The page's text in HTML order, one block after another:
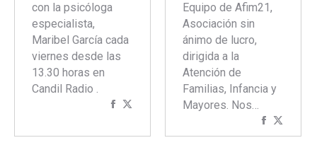
con la psicóloga
especialista,
Maribel García cada
viernes desde las
13.30 horas en
Candil Radio .
Compartir
Facebook
Twitter
Equipo de Afim21,
Asociación sin
ánimo de lucro,
dirigida a la
Atención de
Familias, Infancia y
Mayores. Nos…
Compartir
concon